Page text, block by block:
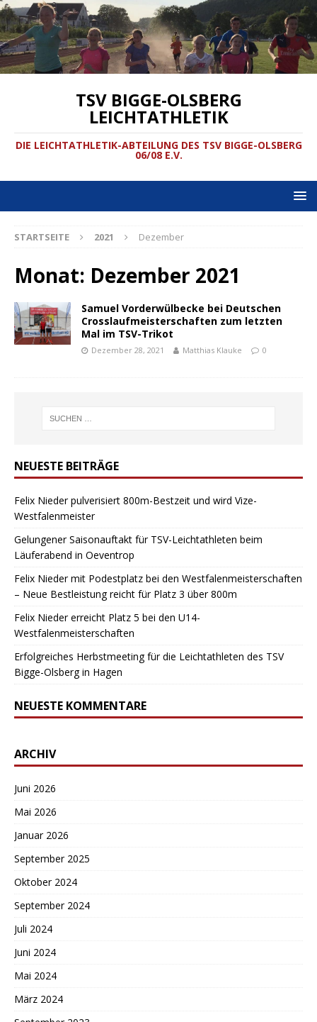
TSV BIGGE-OLSBERG
LEICHTATHLETIK
DIE LEICHTATHLETIK-ABTEILUNG DES TSV BIGGE-OLSBERG
06/08 E.V.
STARTSEITE 2021 Dezember
Monat: Dezember 2021
Samuel Vorderwülbecke bei Deutschen
Crosslaufmeisterschaften zum letzten
Mal im TSV-Trikot
Dezember 28, 2021 Matthias Klauke 0
NEUESTE BEITRÄGE
Felix Nieder pulverisiert 800m-Bestzeit und wird Vize-
Westfalenmeister
Gelungener Saisonauftakt für TSV-Leichtathleten beim
Läuferabend in Oeventrop
Felix Nieder mit Podestplatz bei den Westfalenmeisterschaften
– Neue Bestleistung reicht für Platz 3 über 800m
Felix Nieder erreicht Platz 5 bei den U14-
Westfalenmeisterschaften
Erfolgreiches Herbstmeeting für die Leichtathleten des TSV
Bigge-Olsberg in Hagen
NEUESTE KOMMENTARE
ARCHIV
Juni 2026
Mai 2026
Januar 2026
September 2025
Oktober 2024
September 2024
Juli 2024
Juni 2024
Mai 2024
März 2024